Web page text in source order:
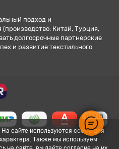
сайте используются cookie для
Также мы используем
подход и
Китай, Турция,
долгосрочные партнерские
и развитие текстильного